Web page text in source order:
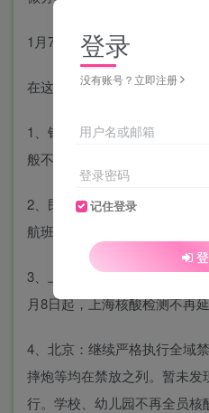
1月7日，农历腊月十六，星期
在这里，每天60秒读懂世界！
1、银保监会：个人消费贷期
般不超5年；
2、民航局：1月8日零时起，
航班从指定第一入境点入境；
3、上海：将新冠治疗相关药
月8日起，上海核酸检测不再
4、北京：继续严格执行全域
摔炮等均在禁放之列。暂未
行。学校、幼儿园不再全员核
登录
没有账号？立即注册
用户名或邮箱
登录密码
记住登录